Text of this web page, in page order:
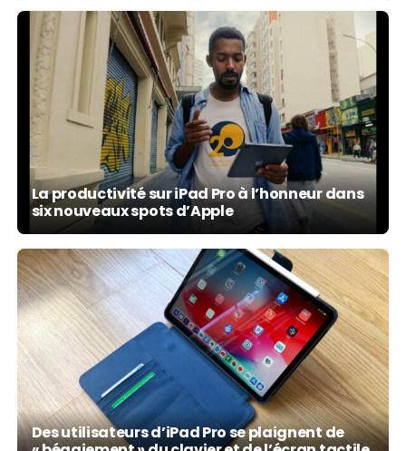
La productivité sur iPad Pro à l’honneur dans
six nouveaux spots d’Apple
Des utilisateurs d’iPad Pro se plaignent de